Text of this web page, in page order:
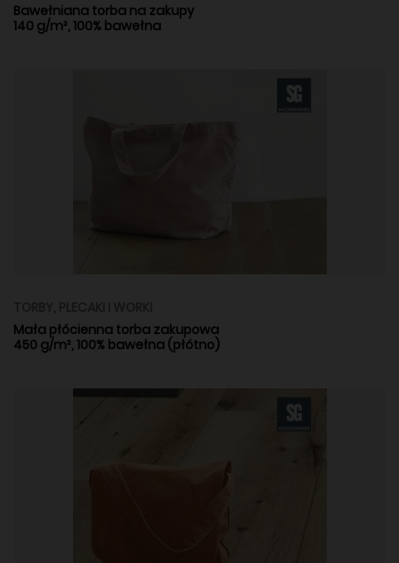
Bawełniana torba na zakupy
140 g/m², 100% bawełna
Mała płócienna torba zakupowa
450 g/m², 100% bawełna (płótno)